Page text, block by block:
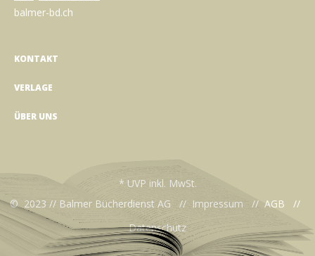
balmer-bd.ch
KONTAKT
VERLAGE
ÜBER UNS
* UVP inkl. MwSt.
© 2023 // Balmer Bücherdienst AG // Impressum // AGB //
Datenschutz